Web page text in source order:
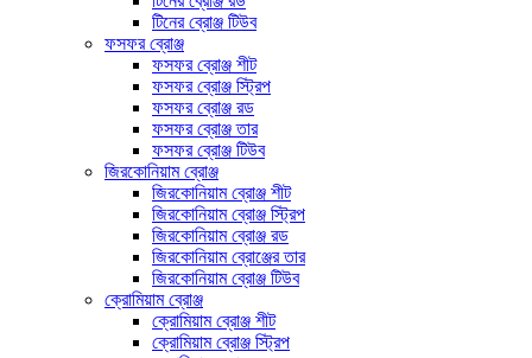
টিনের ব্রোঞ্জ টিউব
ফসফর ব্রোঞ্জ
ফসফর ব্রোঞ্জ শীট
ফসফর ব্রোঞ্জ স্ট্রিপ
ফসফর ব্রোঞ্জ রড
ফসফর ব্রোঞ্জ তার
ফসফর ব্রোঞ্জ টিউব
জিরকোনিয়াম ব্রোঞ্জ
জিরকোনিয়াম ব্রোঞ্জ শীট
জিরকোনিয়াম ব্রোঞ্জ স্ট্রিপ
জিরকোনিয়াম ব্রোঞ্জ রড
জিরকোনিয়াম ব্রোঞ্জের তার
জিরকোনিয়াম ব্রোঞ্জ টিউব
ক্রোমিয়াম ব্রোঞ্জ
ক্রোমিয়াম ব্রোঞ্জ শীট
ক্রোমিয়াম ব্রোঞ্জ স্ট্রিপ